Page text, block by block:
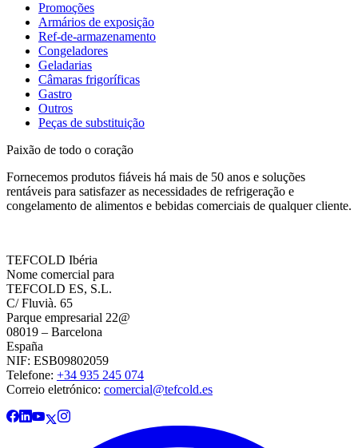
Promoções
Armários de exposição
Ref-de-armazenamento
Congeladores
Geladarias
Câmaras frigoríficas
Gastro
Outros
Peças de substituição
Paixão de todo o coração
Fornecemos produtos fiáveis há mais de 50 anos e soluções
rentáveis para satisfazer as necessidades de refrigeração e
congelamento de alimentos e bebidas comerciais de qualquer cliente.
TEFCOLD Ibéria
Nome comercial para
TEFCOLD ES, S.L.
C/ Fluvià. 65
Parque empresarial 22@
08019 – Barcelona
España
NIF: ESB09802059
Telefone: +34 935 245 074
Correio eletrónico: comercial@tefcold.es